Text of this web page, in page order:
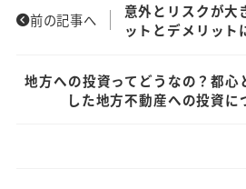
前の記事へ
意外とリスクが大
ットとデメリット
地方への投資ってどうなの？都心
した地方不動産への投資に